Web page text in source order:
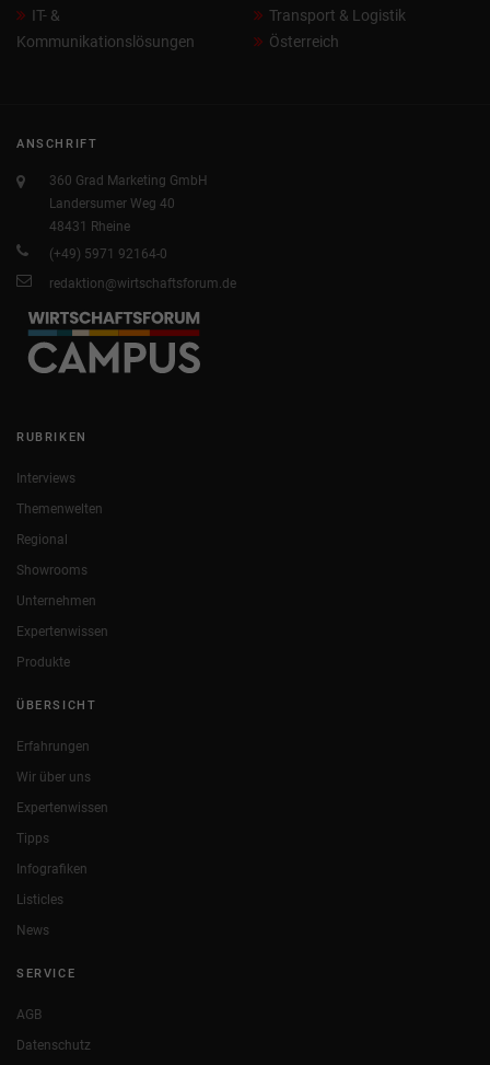
IT- &
Kommunikationslösungen
Transport & Logistik
Österreich
ANSCHRIFT
360 Grad Marketing GmbH
Landersumer Weg 40
48431 Rheine
(+49) 5971 92164-0
redaktion@wirtschaftsforum.de
RUBRIKEN
Interviews
Themenwelten
Regional
Showrooms
Unternehmen
Expertenwissen
Produkte
ÜBERSICHT
Erfahrungen
Wir über uns
Expertenwissen
Tipps
Infografiken
Listicles
News
SERVICE
AGB
Datenschutz